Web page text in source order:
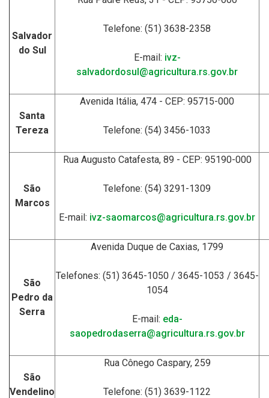
Salvador
do Sul
Telefone: (51) 3638-2358
E-mail: ivz-
salvadordosul@agricultura.rs.gov.br
Santa
Tereza
Avenida Itália, 474 - CEP: 95715-000
Telefone: (54) 3456-1033
São
Marcos
Rua Augusto Catafesta, 89 - CEP: 95190-000
Telefone: (54) 3291-1309
E-mail: ivz-saomarcos@agricultura.rs.gov.br
São
Pedro da
Serra
Avenida Duque de Caxias, 1799
Telefones: (51) 3645-1050 / 3645-1053 / 3645-
1054
E-mail: eda-
saopedrodaserra@agricultura.rs.gov.br
São
Vendelino
Rua Cônego Caspary, 259
Telefone: (51) 3639-1122